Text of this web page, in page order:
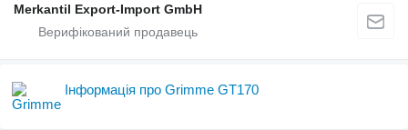
Merkantil Export-Import GmbH
Інформація про Grimme GT170